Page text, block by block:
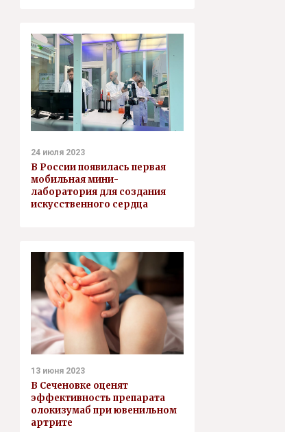
24 июля 2023
В России появилась первая
мобильная мини-
лаборатория для создания
искусственного сердца
13 июня 2023
В Сеченовке оценят
эффективность препарата
олокизумаб при ювенильном
артрите